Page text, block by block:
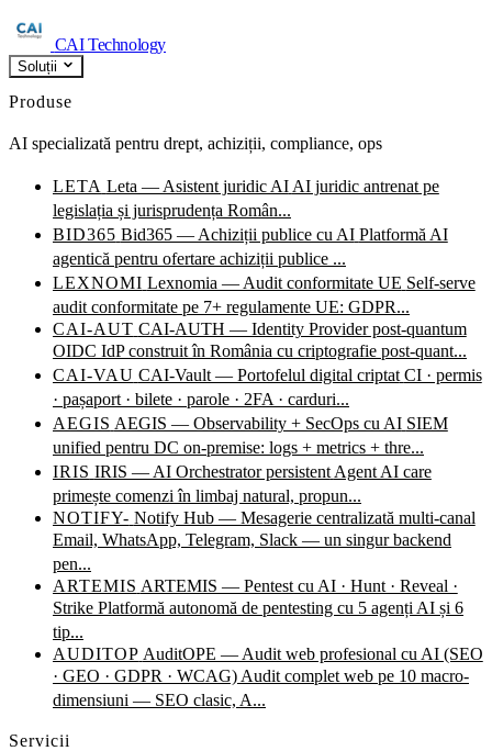
CAI Technology
Soluții
Produse
AI specializată pentru drept, achiziții, compliance, ops
LETA Leta — Asistent juridic AI AI juridic antrenat pe
legislația și jurisprudența Român...
BID365 Bid365 — Achiziții publice cu AI Platformă AI
agentică pentru ofertare achiziții publice ...
LEXNOMI Lexnomia — Audit conformitate UE Self-serve
audit conformitate pe 7+ regulamente UE: GDPR...
CAI-AUT CAI-AUTH — Identity Provider post-quantum
OIDC IdP construit în România cu criptografie post-quant...
CAI-VAU CAI-Vault — Portofelul digital criptat CI · permis
· pașaport · bilete · parole · 2FA · carduri...
AEGIS AEGIS — Observability + SecOps cu AI SIEM
unified pentru DC on-premise: logs + metrics + thre...
IRIS IRIS — AI Orchestrator persistent Agent AI care
primește comenzi în limbaj natural, propun...
NOTIFY- Notify Hub — Mesagerie centralizată multi-canal
Email, WhatsApp, Telegram, Slack — un singur backend
pen...
ARTEMIS ARTEMIS — Pentest cu AI · Hunt · Reveal ·
Strike Platformă autonomă de pentesting cu 5 agenți AI și 6
tip...
AUDITOP AuditOPE — Audit web profesional cu AI (SEO
· GEO · GDPR · WCAG) Audit complet web pe 10 macro-
dimensiuni — SEO clasic, A...
Servicii